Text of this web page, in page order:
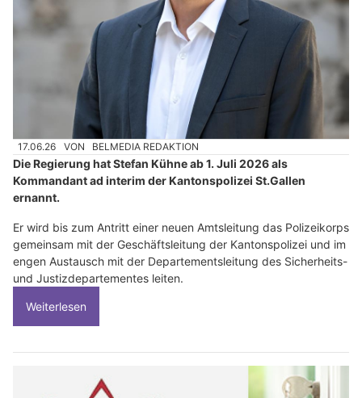
17.06.26 VON BELMEDIA REDAKTION
Die Regierung hat Stefan Kühne ab 1. Juli 2026 als
Kommandant ad interim der Kantonspolizei St.Gallen
ernannt.
Er wird bis zum Antritt einer neuen Amtsleitung das Polizeikorps
gemeinsam mit der Geschäftsleitung der Kantonspolizei und im
engen Austausch mit der Departementsleitung des Sicherheits-
und Justizdepartementes leiten.
Weiterlesen